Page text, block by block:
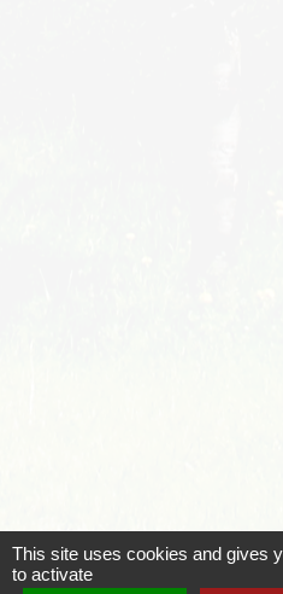
Tout
This site uses cookies and gives
to activate